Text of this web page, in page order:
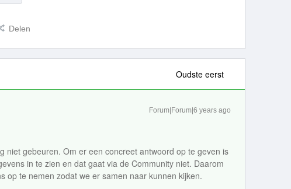
Delen
Oudste eerst
Forum|Forum|6 years ago
niet gebeuren. Om er een concreet antwoord op te geven is
in te zien en dat gaat via de Community niet. Daarom
op te nemen zodat we er samen naar kunnen kijken.